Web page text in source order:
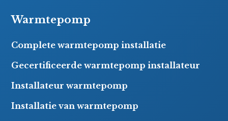
Warmtepomp
Complete warmtepomp installatie
Gecertificeerde warmtepomp installateur
Installateur warmtepomp
Installatie van warmtepomp